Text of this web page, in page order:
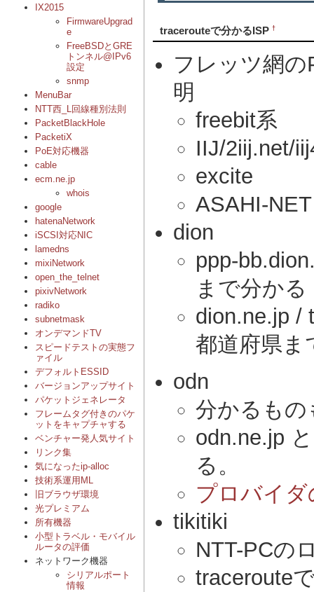
IX2015
FirmwareUpgrad
e
FreeBSDとGRE
トンネル@IPv6
設定
snmp
MenuBar
NTT西_L回線種別法則
PacketBlackHole
PacketiX
PoE対応機器
cable
ecm.ne.jp
whois
google
hatenaNetwork
iSCSI対応NIC
lamedns
mixiNetwork
open_the_telnet
pixivNetwork
radiko
subnetmask
オンデマンドTV
スピードテストの実態フ
ァイル
デフォルトESSID
バージョンアップサイト
パケットジェネレータ
フレームタグ付きのパケ
ットをキャプチャする
ベンチャー発人気サイト
リンク集
気になったip-alloc
技術系運用ML
旧ブラウザ環境
光プレミアム
所有機器
小型トラベル・モバイル
ルータの評価
ネットワーク機器
シリアルポート
情報
tracerouteで分かるISP †
フレッツ網
明
freebit系
IIJ/2iij.net/
excite
ASAHI-NET
dion
ppp-
まで分かる
dion.ne.jp /
都道府県ま
odn
分かるもの
odn.ne.jp
る。
プロバイ
tikitiki
NTT-PCの
traceroute